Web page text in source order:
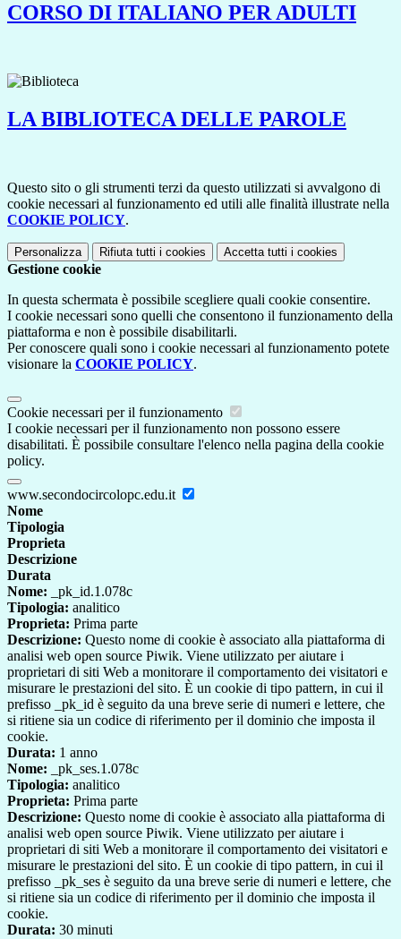
CORSO DI ITALIANO PER ADULTI
LA BIBLIOTECA DELLE PAROLE
Questo sito o gli strumenti terzi da questo utilizzati si avvalgono di
cookie necessari al funzionamento ed utili alle finalità illustrate nella
COOKIE POLICY.
Personalizza Rifiuta tutti i cookies Accetta tutti i cookies
Gestione cookie
In questa schermata è possibile scegliere quali cookie consentire.
I cookie necessari sono quelli che consentono il funzionamento della
piattaforma e non è possibile disabilitarli.
Per conoscere quali sono i cookie necessari al funzionamento potete
visionare la COOKIE POLICY.
Cookie necessari per il funzionamento
I cookie necessari per il funzionamento non possono essere
disabilitati. È possibile consultare l'elenco nella pagina della cookie
policy.
www.secondocircolopc.edu.it
Nome
Tipologia
Proprieta
Descrizione
Durata
Nome: _pk_id.1.078c
Tipologia: analitico
Proprieta: Prima parte
Descrizione: Questo nome di cookie è associato alla piattaforma di
analisi web open source Piwik. Viene utilizzato per aiutare i
proprietari di siti Web a monitorare il comportamento dei visitatori e
misurare le prestazioni del sito. È un cookie di tipo pattern, in cui il
prefisso _pk_id è seguito da una breve serie di numeri e lettere, che
si ritiene sia un codice di riferimento per il dominio che imposta il
cookie.
Durata: 1 anno
Nome: _pk_ses.1.078c
Tipologia: analitico
Proprieta: Prima parte
Descrizione: Questo nome di cookie è associato alla piattaforma di
analisi web open source Piwik. Viene utilizzato per aiutare i
proprietari di siti Web a monitorare il comportamento dei visitatori e
misurare le prestazioni del sito. È un cookie di tipo pattern, in cui il
prefisso _pk_ses è seguito da una breve serie di numeri e lettere, che
si ritiene sia un codice di riferimento per il dominio che imposta il
cookie.
Durata: 30 minuti